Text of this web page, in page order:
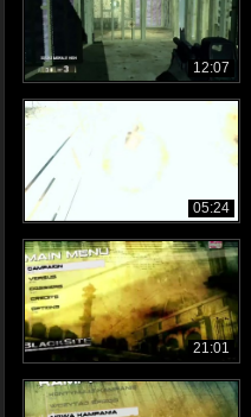
12:07
05:24
21:01